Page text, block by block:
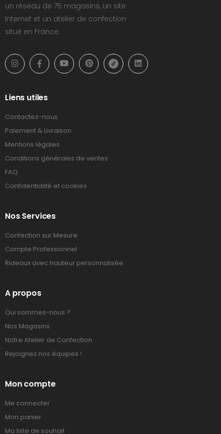
un réseau de 75 magasins, un site
Internet et un atelier de confection
situé en France.
Liens utiles
Contactez-nous
Paiement & Livraison
Mentions légales
Conditions générales de ventes
FAQ
Confidentialité et cookies
Nos Services
Confection sur Mesure
Compte Professionnel
Rideaux avec hauteur personnalisée
A propos
Qui sommes-nous ?
Nos Magasins
Notre Atelier de Confection
Rejoignez nos équipes !
Mon compte
Me connecter
Mon panier
Ma liste de souhait